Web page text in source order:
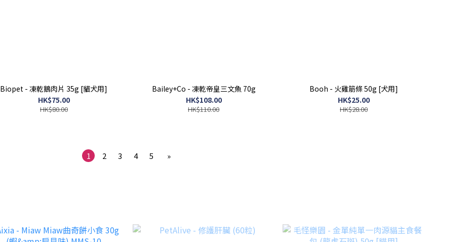
Biopet - 凍乾鵝肉片 35g [貓犬用]
HK$75.00
HK$80.00
Bailey+Co - 凍乾帝皇三文魚 70g
HK$108.00
HK$110.00
Booh - 火雞筋條 50g [犬用]
HK$25.00
HK$28.00
1 2 3 4 5 »